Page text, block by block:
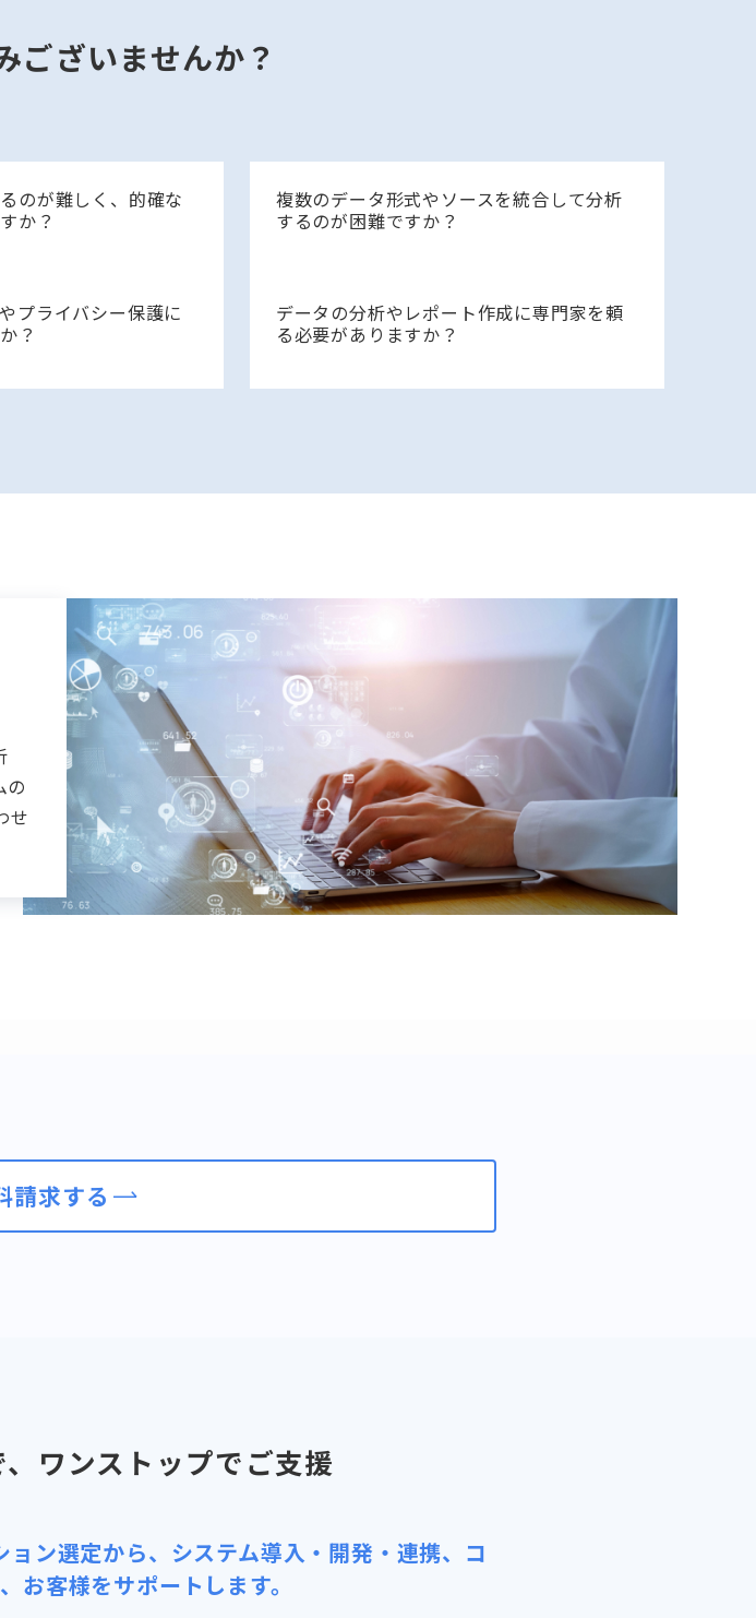
ございませんか？
のが難しく、的確な
か？
複数のデータ形式やソースを統合して分析
するのが困難ですか？
プライバシー保護に
？
データの分析やレポート作成に専門家を頼
る必要がありますか？
の
せ
請求する
ワンストップでご支援
ン選定から、システム導入・開発・連携、コ
お客様をサポートします。